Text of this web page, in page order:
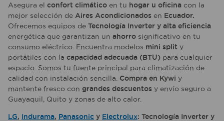
Asegura el confort climático en tu hogar u oficina con la
mejor selección de Aires Acondicionados en Ecuador.
Ofrecemos equipos de Tecnología Inverter y alta eficiencia
energética que garantizan un ahorro significativo en tu
consumo eléctrico. Encuentra modelos mini split y
portátiles con la capacidad adecuada (BTU) para cualquier
espacio. Somos tu fuente principal para climatización de
calidad con instalación sencilla. Compra en Kywi y
mantente fresco con grandes descuentos y envío seguro a
Guayaquil, Quito y zonas de alto calor.
LG, Indurama, Panasonic y Electrolux: Tecnología Inverter y